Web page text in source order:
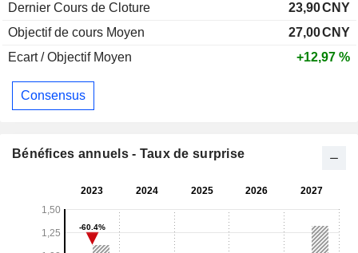
Dernier Cours de Cloture
23,90CNY
Objectif de cours Moyen
27,00CNY
Ecart / Objectif Moyen
+12,97 %
Consensus
Bénéfices annuels - Taux de surprise